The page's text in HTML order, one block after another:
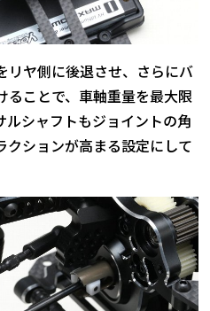
ヤ側に後退させ、さらにバ
ることで、車軸重量を最大限
ルシャフトもジョイントの角
クションが高まる設定にして